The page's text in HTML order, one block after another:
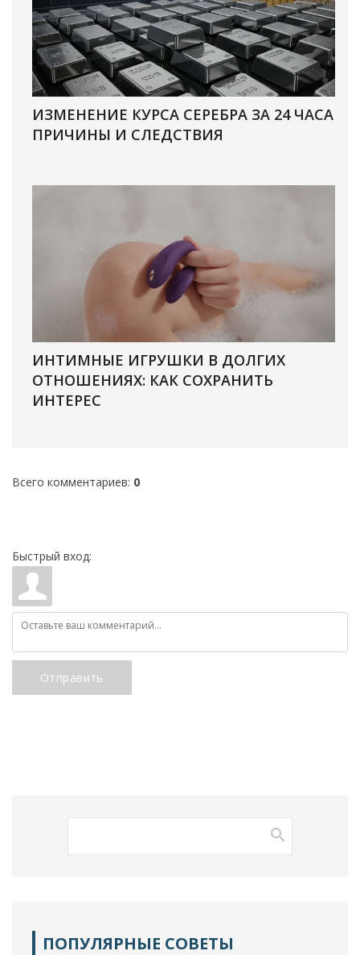
ИЗМЕНЕНИЕ КУРСА СЕРЕБРА ЗА 24 ЧАСА
ПРИЧИНЫ И СЛЕДСТВИЯ
ИНТИМНЫЕ ИГРУШКИ В ДОЛГИХ
ОТНОШЕНИЯХ: КАК СОХРАНИТЬ
ИНТЕРЕС
Всего комментариев: 0
Быстрый вход:
Отправить
ПОПУЛЯРНЫЕ СОВЕТЫ